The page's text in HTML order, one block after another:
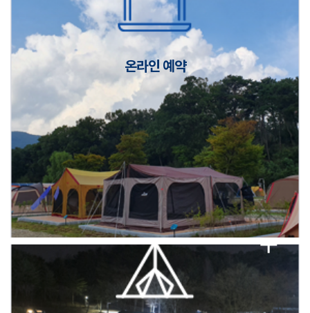
2026년 5월 캠핑장 안점 점검의 날 변경 안내
캠핑장(9월1일~6일) 미운영 공지
2026년 5월 캠핑장 안점 점검의 날 변경 안내
캠핑장(9월1일~6일) 미운영 공지
온라인 예약